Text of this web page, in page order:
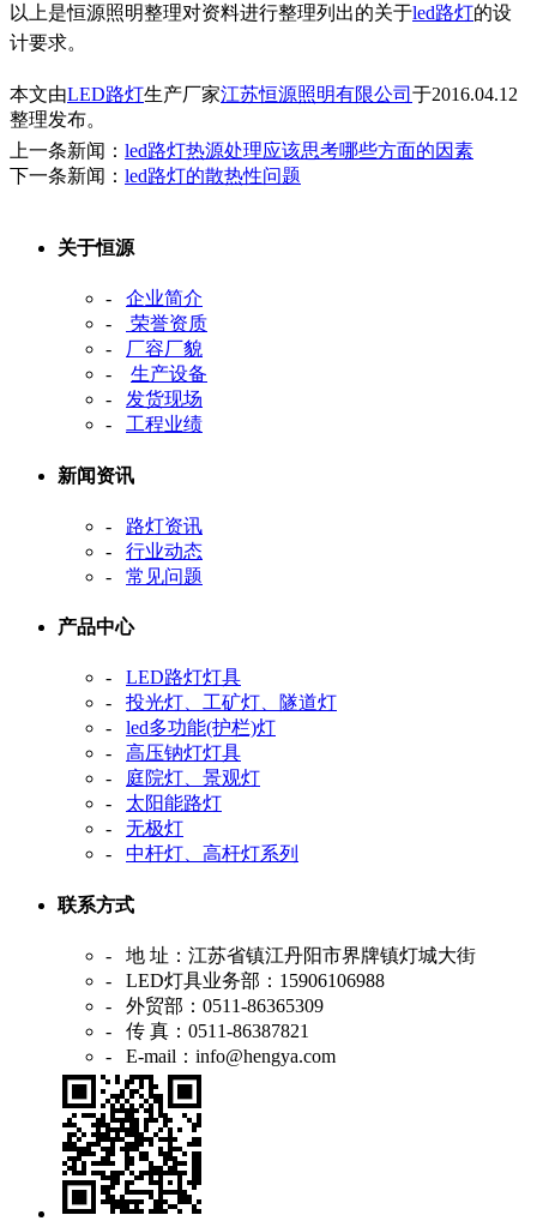
以上是恒源照明整理对资料进行整理列出的关于led路灯的设
计要求。
本文由LED路灯生产厂家江苏恒源照明有限公司 于2016.04.12
整理发布。
上一条新闻： led路灯热源处理应该思考哪些方面的因素
下一条新闻： led路灯的散热性问题
关于恒源
- 企业简介
-
荣誉资质
- 厂容厂貌
- 生产设备
- 发货现场
- 工程业绩
新闻资讯
- 路灯资讯
- 行业动态
- 常见问题
产品中心
- LED路灯灯具
- 投光灯、工矿灯、隧道灯
- led多功能(护栏)灯
- 高压钠灯灯具
- 庭院灯、景观灯
- 太阳能路灯
- 无极灯
- 中杆灯、高杆灯系列
联系方式
- 地 址：江苏省镇江丹阳市界牌镇灯城大街
- LED灯具业务部：15906106988
- 外贸部：0511-86365309
- 传 真：0511-86387821
- E-mail：info@hengya.com